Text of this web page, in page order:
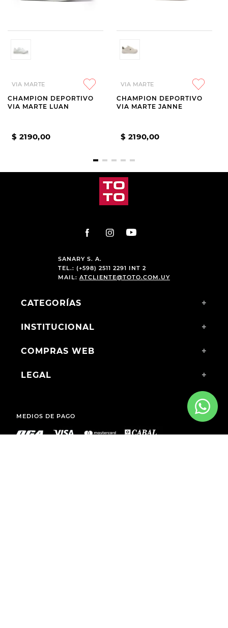
VIA MARTE
CHAMPION DEPORTIVO
VIA MARTE LUAN
$ 2190,00
VIA MARTE
CHAMPION DEPORTIVO
VIA MARTE JANNE
$ 2190,00
SANARY S. A.
TEL.: (+598) 2511 2291 INT 2
MAIL: ATCLIENTE@TOTO.COM.UY
CATEGORÍAS +
INSTITUCIONAL +
COMPRAS WEB +
LEGAL +
MEDIOS DE PAGO